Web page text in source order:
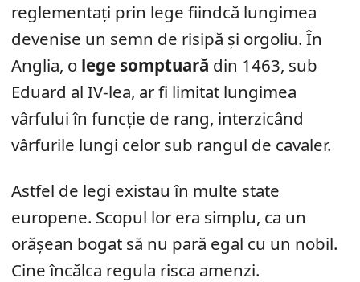
reglementați prin lege fiindcă lungimea
devenise un semn de risipă și orgoliu. În
Anglia, o lege somptuară din 1463, sub
Eduard al IV-lea, ar fi limitat lungimea
vârfului în funcție de rang, interzicând
vârfurile lungi celor sub rangul de cavaler.
Astfel de legi existau în multe state
europene. Scopul lor era simplu, ca un
orășean bogat să nu pară egal cu un nobil.
Cine încălca regula risca amenzi.